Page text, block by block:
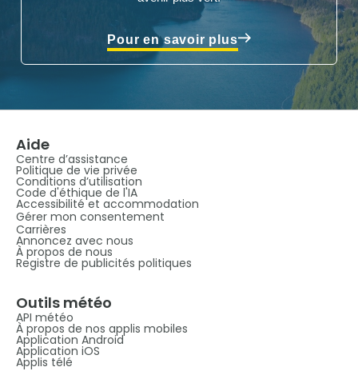
Pour en savoir plus
Aide
Centre d’assistance
Politique de vie privée
Conditions d’utilisation
Code d'éthique de l'IA
Accessibilité et accommodation
Gérer mon consentement
Carrières
Annoncez avec nous
À propos de nous
Registre de publicités politiques
Outils météo
API météo
À propos de nos applis mobiles
Application Android
Application iOS
Applis télé